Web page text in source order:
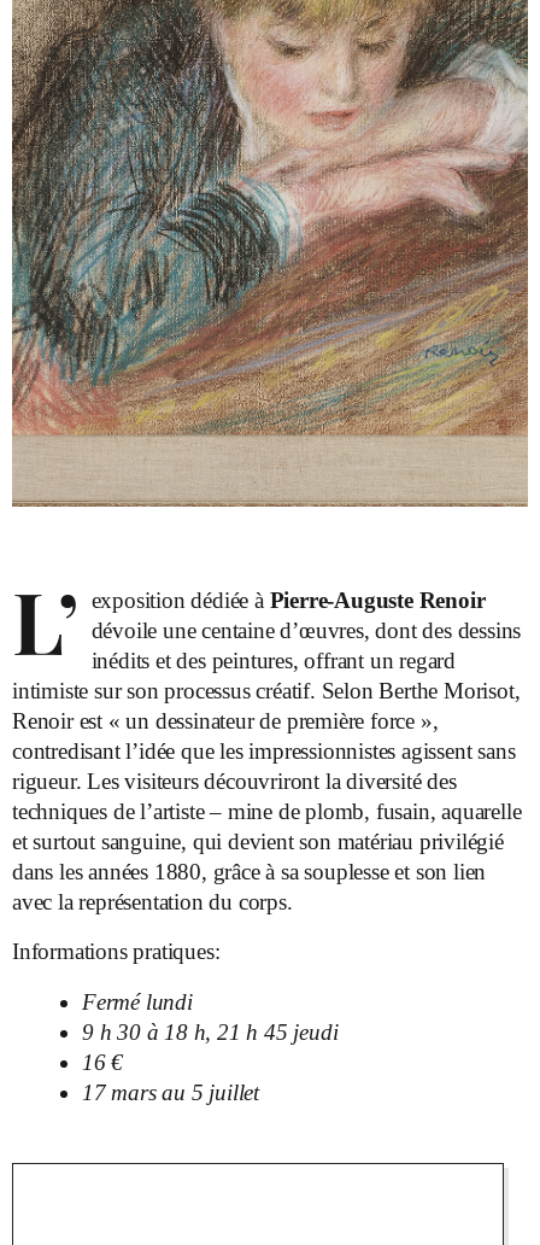
L’ exposition dédiée à Pierre-Auguste Renoir
dévoile une centaine d’œuvres, dont des dessins
inédits et des peintures, offrant un regard
intimiste sur son processus créatif. Selon Berthe Morisot,
Renoir est « un dessinateur de première force »,
contredisant l’idée que les impressionnistes agissent sans
rigueur. Les visiteurs découvriront la diversité des
techniques de l’artiste – mine de plomb, fusain, aquarelle
et surtout sanguine, qui devient son matériau privilégié
dans les années 1880, grâce à sa souplesse et son lien
avec la représentation du corps.
Informations pratiques:
Fermé lundi
9 h 30 à 18 h, 21 h 45 jeudi
16 €
17 mars au 5 juillet